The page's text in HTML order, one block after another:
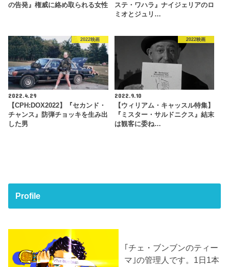
の告発』権威に絡め取られる女性
ステ・ワハラ』ナイジェリアのロ
ミオとジュリ…
2022映画
2022.4.29
【CPH:DOX2022】『セカンド・
チャンス』防弾チョッキを生み出
した男
2022映画
2022.9.10
【ウィリアム・キャッスル特集】
『ミスター・サルドニクス』結末
は観客に委ね…
Profile
｢チェ・ブンブンのティー
マ｣の管理人です。1日1本